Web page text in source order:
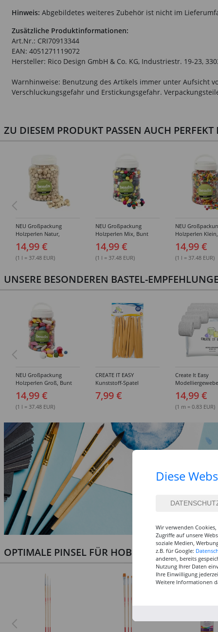
Hinweis: Abgebildetes weiteres Zubehör ist nicht im
Zusätzliche Produktinformationen:
Art.Nr.: CRI70913344
EAN: 4051271119072
Hersteller: Rico Design GmbH & Co. KG, Industriestr. 19-23,
Warnhinweise: Benutzung des Artikels immer unter Aufsicht
Verschluckungsgefahr und Erstickungsgefahr.
ZU DIESEM PRODUKT PASSEN AUCH PERFEKT
NEU Großpackung
Holzperlen Natur,
Sortierte Größen, 400 ml
Eimer
14,99 €
(1 l = 37.48 EUR)
NEU Großpackung
Holzperlen Mix, Bunt
Sortiert, 400 ml Eimer
14,99 €
(1 l = 37.48 EUR)
NEU
Holzperlen
Sortiert, 400 ml
14,99 €
(1 l = 37.48 EUR)
UNSERE BESONDEREN BASTEL-
NEU Großpackung
Holzperlen Groß, Bunt
Sortiert, 400 ml Eimer
14,99 €
(1 l = 37.48 EUR)
CREATE IT EASY
Kunststoff-Spatel
Sortiment, 14 Stück
7,99 €
Create It Easy
Gipsbinden, 8cm
3m lang, 6 Stück
14,99 €
(1 m = 0.83 EUR)
OPTIMALE PINSEL FÜR HOBBY & KUNST
Diese
Wir verwenden
Zugriffe auf unsere
soziale Medien,
z.B. für Google:
anderen, bereits
Nutzung Ihrer Daten
Ihre Einwilligung
Weitere Informationen